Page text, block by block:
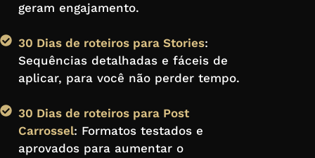
geram engajamento.
30 Dias de roteiros para Stories:
Sequências detalhadas e fáceis de
aplicar, para você não perder tempo.
30 Dias de roteiros para Post
Carrossel: Formatos testados e
aprovados para aumentar o